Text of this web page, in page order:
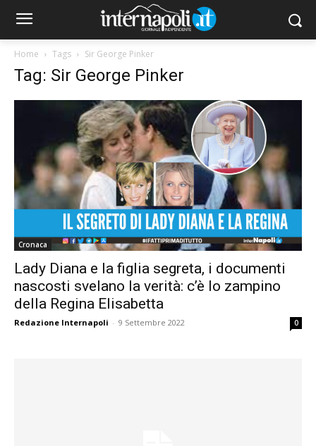
Home Tags Sir George Pinker
Tag: Sir George Pinker
Cronaca
Lady Diana e la figlia segreta, i documenti
nascosti svelano la verità: c’è lo zampino
della Regina Elisabetta
Redazione Internapoli - 9 Settembre 2022 0